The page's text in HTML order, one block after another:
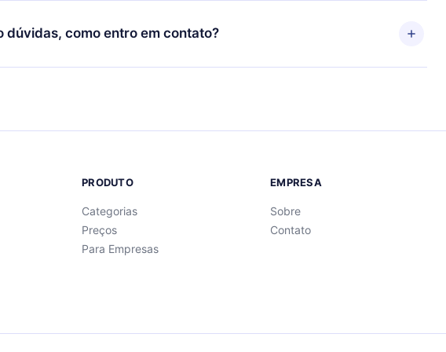
por não renovar sua assinatura do 12min, você pode cancelar a
e o próximo ciclo de cobrança não ocorrerá.
dúvidas, como entro em contato?
para entrar em contato porsupport@12min.com.
PRODUTO
Categorias
Preços
Para Empresas
EMPRESA
Sobre
Contato